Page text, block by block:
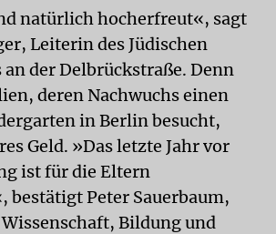
natürlich hocherfreut«, sagt
Leiterin des Jüdischen
der Delbrückstraße. Denn
deren Nachwuchs einen
in Berlin besucht,
Geld. »Das letzte Jahr vor
ist für die Eltern
bestätigt Peter Sauerbaum,
Bildung und